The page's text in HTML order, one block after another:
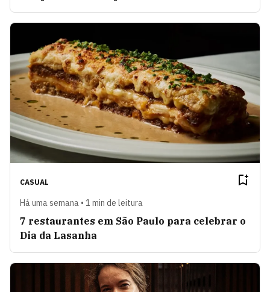
CASUAL
Há uma semana • 1 min de leitura
7 restaurantes em São Paulo para celebrar o
Dia da Lasanha